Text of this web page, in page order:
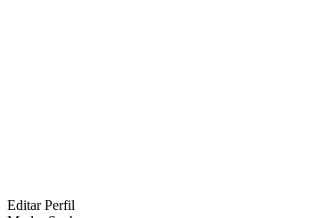
Editar Perfil